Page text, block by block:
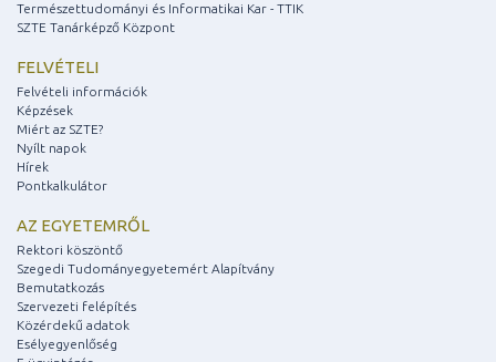
Természettudományi és Informatikai Kar - TTIK
SZTE Tanárképző Központ
FELVÉTELI
Felvételi információk
Képzések
Miért az SZTE?
Nyílt napok
Hírek
Pontkalkulátor
AZ EGYETEMRŐL
Rektori köszöntő
Szegedi Tudományegyetemért Alapítvány
Bemutatkozás
Szervezeti felépítés
Közérdekű adatok
Esélyegyenlőség